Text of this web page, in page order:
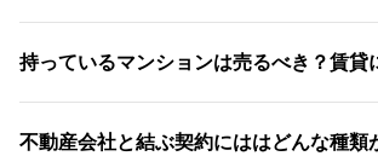
持っているマンションは売るべき？賃貸
不動産会社と結ぶ契約にははどんな種類